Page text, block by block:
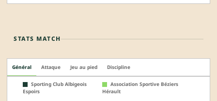
STATS MATCH
Général Attaque Jeu au pied Discipline
Sporting Club Albigeois
Espoirs
Association Sportive Béziers
Hérault